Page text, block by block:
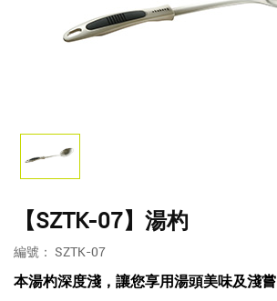
【SZTK-07】湯杓
編號： SZTK-07
本湯杓深度淺，讓您享用湯頭美味及淺嘗